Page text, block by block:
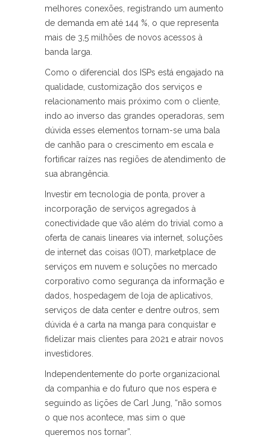
melhores conexões, registrando um aumento
de demanda em até 144 %, o que representa
mais de 3,5 milhões de novos acessos à
banda larga.
Como o diferencial dos ISPs está engajado na
qualidade, customização dos serviços e
relacionamento mais próximo com o cliente,
indo ao inverso das grandes operadoras, sem
dúvida esses elementos tornam-se uma bala
de canhão para o crescimento em escala e
fortificar raízes nas regiões de atendimento de
sua abrangência.
Investir em tecnologia de ponta, prover a
incorporação de serviços agregados à
conectividade que vão além do trivial como a
oferta de canais lineares via internet, soluções
de internet das coisas (IOT), marketplace de
serviços em nuvem e soluções no mercado
corporativo como segurança da informação e
dados, hospedagem de loja de aplicativos,
serviços de data center e dentre outros, sem
dúvida é a carta na manga para conquistar e
fidelizar mais clientes para 2021 e atrair novos
investidores.
Independentemente do porte organizacional
da companhia e do futuro que nos espera e
seguindo as lições de Carl Jung, “não somos
o que nos acontece, mas sim o que
queremos nos tornar”.